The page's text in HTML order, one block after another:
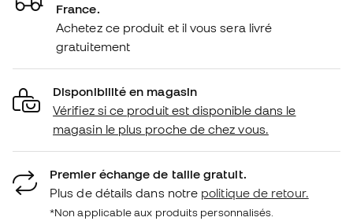
France.
Achetez ce produit et il vous sera livré
gratuitement
Disponibilité en magasin
Vérifiez si ce produit est disponible dans le
magasin le plus proche de chez vous.
Premier échange de taille gratuit.
Plus de détails dans notre politique de retour.
*Non applicable aux produits personnalisés.